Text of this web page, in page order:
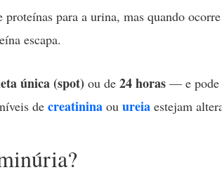
para a urina, mas quando ocorre
escapa.
única (spot) ou de 24 horas — e pode
de creatinina ou ureia estejam